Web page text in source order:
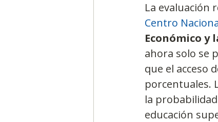
La evaluación
Centro
Económico y
ahora solo se
que el acceso
porcentuales.
la
educación